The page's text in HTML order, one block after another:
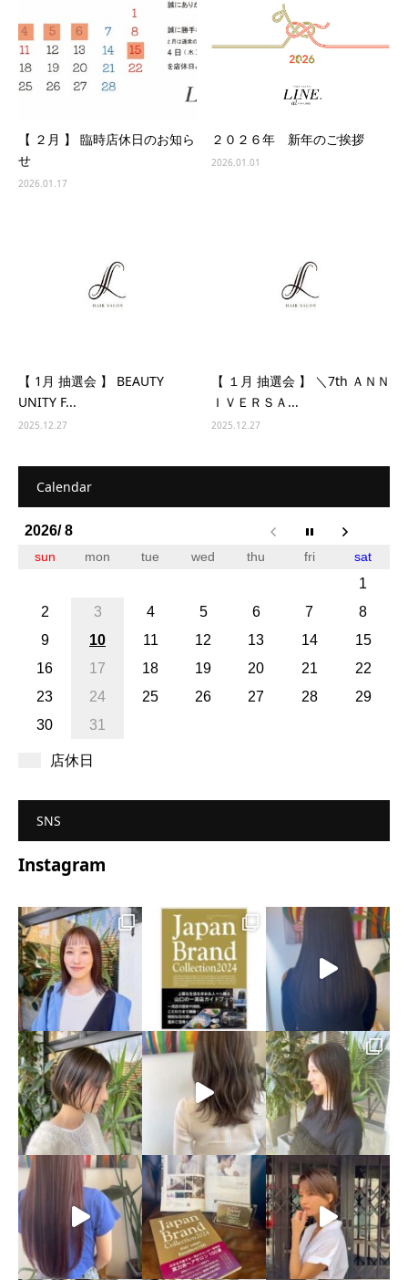
【 ２月 】 臨時店休日のお知ら
せ
2026.01.17
２０２６年 新年のご挨拶
2026.01.01
【 1月 抽選会 】 BEAUTY
UNITY F...
2025.12.27
【 １月 抽選会 】 ＼7th ＡＮＮ
ＩＶＥＲＳＡ...
2025.12.27
Calendar
2026/ 8
sun mon tue wed thu fri sat
1
2
3 4 5 6 7
8
9
10 11 12 13 14
15
16
17 18 19 20 21
22
23
24 25 26 27 28
29
30
31
店休日
SNS
Instagram